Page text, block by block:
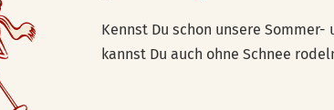
Kennst Du schon unsere
kannst Du auch ohne Schnee